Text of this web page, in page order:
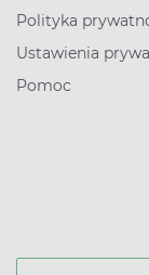
Polityka
Ustawienia
Pomoc